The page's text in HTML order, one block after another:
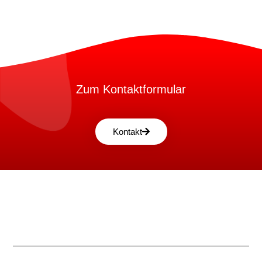
Zum Kontaktformular
Kontakt